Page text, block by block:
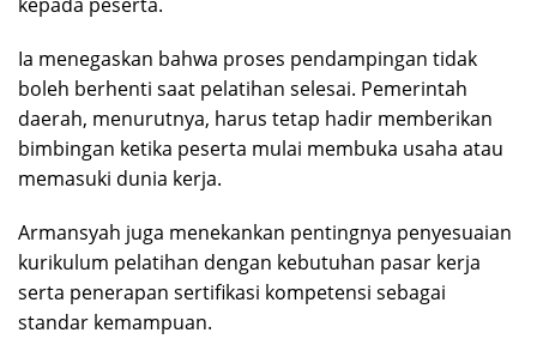
Ia menegaskan bahwa proses pendampingan tidak
boleh berhenti saat pelatihan selesai. Pemerintah
daerah, menurutnya, harus tetap hadir memberikan
bimbingan ketika peserta mulai membuka usaha atau
memasuki dunia kerja.
Armansyah juga menekankan pentingnya penyesuaian
kurikulum pelatihan dengan kebutuhan pasar kerja
serta penerapan sertifikasi kompetensi sebagai
standar kemampuan.